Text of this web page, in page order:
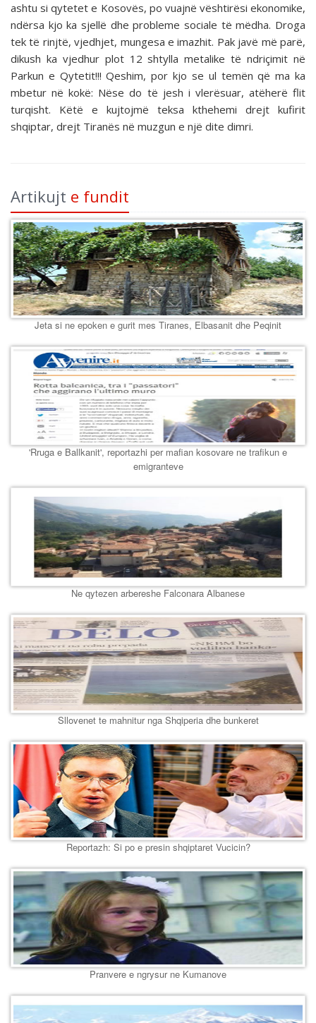
ashtu si qytetet e Kosovës, po vuajnë vështirësi ekonomike,
ndërsa kjo ka sjellë dhe probleme sociale të mëdha. Droga
tek të rinjtë, vjedhjet, mungesa e imazhit. Pak javë më parë,
dikush ka vjedhur plot 12 shtylla metalike të ndriçimit në
Parkun e Qytetit!!! Qeshim, por kjo se ul temën që ma ka
mbetur në kokë: Nëse do të jesh i vlerësuar, atëherë flit
turqisht. Këtë e kujtojmë teksa kthehemi drejt kufirit
shqiptar, drejt Tiranës në muzgun e një dite dimri.
Artikujt e fundit
Jeta si ne epoken e gurit mes Tiranes, Elbasanit dhe Peqinit
'Rruga e Ballkanit', reportazhi per mafian kosovare ne trafikun e
emigranteve
Ne qytezen arbereshe Falconara Albanese
Sllovenet te mahnitur nga Shqiperia dhe bunkeret
Reportazh: Si po e presin shqiptaret Vucicin?
Pranvere e ngrysur ne Kumanove